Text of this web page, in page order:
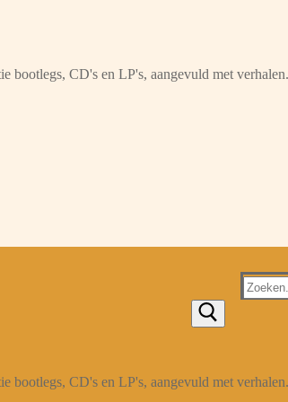
bootlegs, CD's en LP's, aangevuld met verhalen.
Zoeken
bootlegs, CD's en LP's, aangevuld met verhalen.